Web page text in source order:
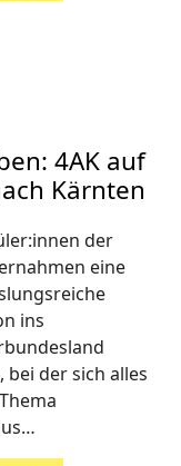
4AK auf
Kärnten
der
eine
ins
bei der sich alles